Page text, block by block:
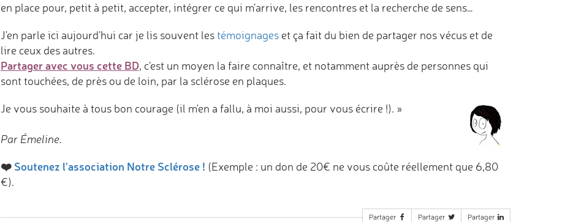
en place pour, petit à petit, accepter, intégrer ce qui m'arrive, les rencontres et la recherche de sens…
J'en parle ici aujourd'hui car je lis souvent les témoignageset ça fait du bien de partager nos vécus et de
lire ceux des autres.
Partager avec vous cette BD, c'est un moyen la faire connaître, et notamment auprès de personnes qui
sont touchées, de près ou de loin, par la sclérose en plaques.
Je vous souhaite à tous bon courage (il m'en a fallu, à moi aussi, pour vous écrire !). »
Par Émeline.
❤️ Soutenez l'association Notre Sclérose ! (Exemple : un don de 20€ ne vous coûte réellement que 6,80
€).
Partager Partager Partager